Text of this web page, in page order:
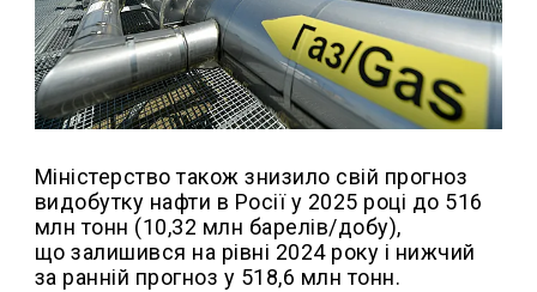
Міністерство також знизило свій прогноз
видобутку нафти в Росії у 2025 році до 516
млн тонн (10,32 млн барелів/добу),
що залишився на рівні 2024 року і нижчий
за ранній прогноз у 518,6 млн тонн.